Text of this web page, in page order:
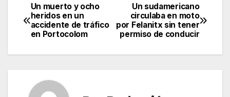
c
e
b
o
o
k
itt
er
ail
s
p
e
gr
a
m
m
p
ar
tir
Navegación
de
entradas
Un sudamericano
circulaba en moto
por Felanitx sin tener
permiso de conducir
Un muerto y ocho
heridos en un
accidente de tráfico
en Portocolom